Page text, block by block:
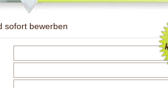
sofort bewerben